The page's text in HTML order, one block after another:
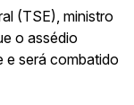
(TSE), ministro
o assédio
e será combatido